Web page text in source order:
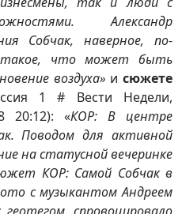
Александр
Собчак, наверное, по-
что может быть
воздуха» исюжете
1 # Вести Недели,
20:12): «КОР: В центре
Поводом для активной
на статусной вечеринке
КОР: Самой Собчак в
с музыкантом Андреем